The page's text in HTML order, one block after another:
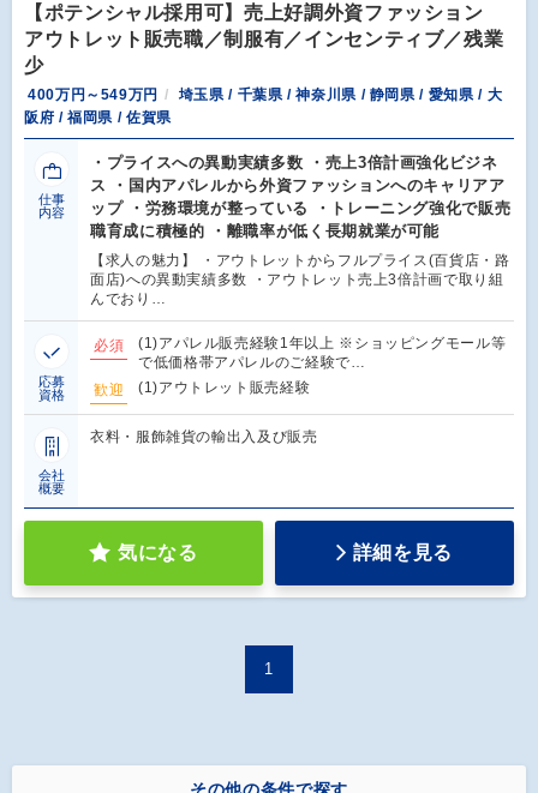
【ポテンシャル採用可】売上好調外資ファッション
アウトレット販売職／制服有／インセンティブ／残業
少
400万円～549万円
埼玉県 / 千葉県 / 神奈川県 / 静岡県 / 愛知県 / 大
阪府 / 福岡県 / 佐賀県
仕事
内容
・プライスへの異動実績多数 ・売上3倍計画強化ビジネ
ス ・国内アパレルから外資ファッションへのキャリアア
ップ ・労務環境が整っている ・トレーニング強化で販売
職育成に積極的 ・離職率が低く長期就業が可能
【求人の魅力】 ・アウトレットからフルプライス(百貨店・路
面店)への異動実績多数 ・アウトレット売上3倍計画で取り組
んでおり…
応募
資格
必須
(1)アパレル販売経験1年以上 ※ショッピングモール等
で低価格帯アパレルのご経験で…
歓迎
(1)アウトレット販売経験
会社
概要
衣料・服飾雑貨の輸出入及び販売
気になる 詳細を見る
1